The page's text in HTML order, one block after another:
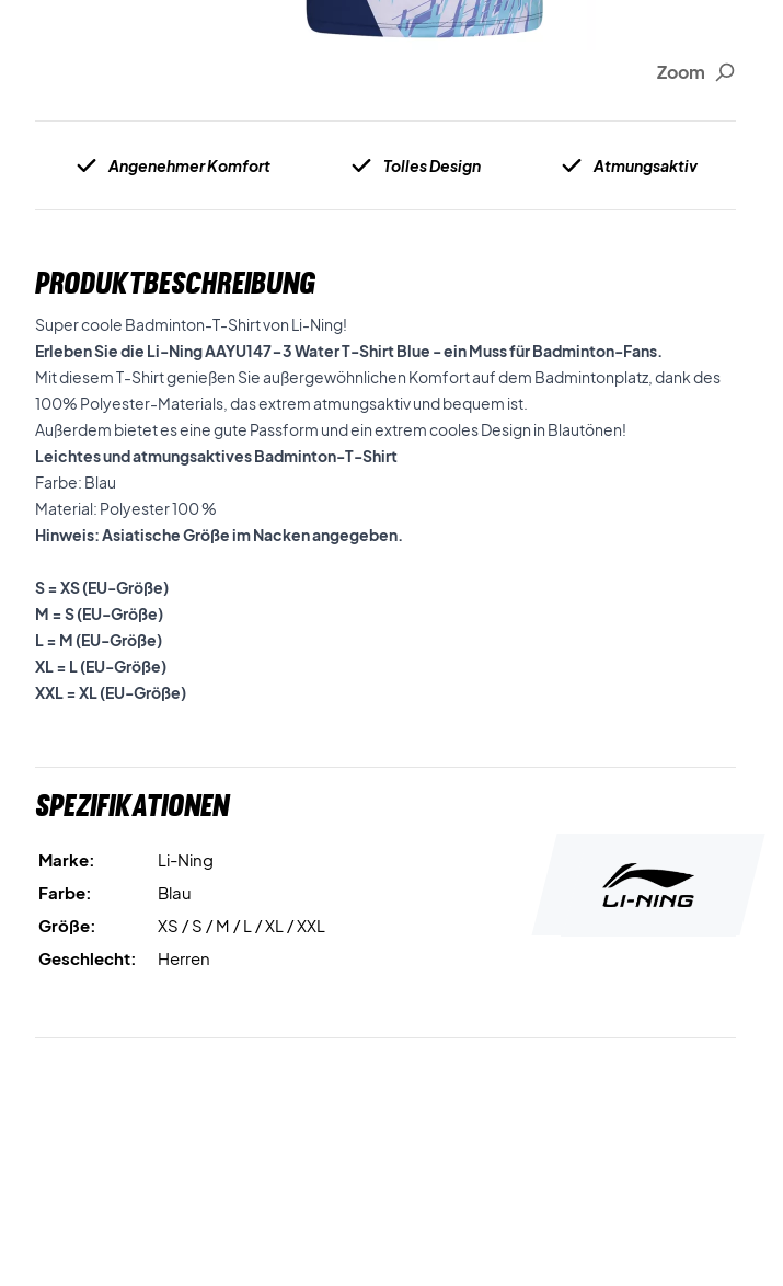
Zoom
Angenehmer Komfort Tolles Design Atmungsaktiv
PRODUKTBESCHREIBUNG
Super coole Badminton-T-Shirt von Li-Ning!
Erleben Sie die Li-Ning AAYU147-3 Water T-Shirt Blue - ein Muss für Badminton-Fans.
Mit diesem T-Shirt genießen Sie außergewöhnlichen Komfort auf dem Badmintonplatz, dank des
100% Polyester-Materials, das extrem atmungsaktiv und bequem ist.
Außerdem bietet es eine gute Passform und ein extrem cooles Design in Blautönen!
Leichtes und atmungsaktives Badminton-T-Shirt
Farbe: Blau
Material: Polyester 100 %
Hinweis: Asiatische Größe im Nacken angegeben.
S = XS (EU-Größe)
M = S (EU-Größe)
L = M (EU-Größe)
XL = L (EU-Größe)
XXL = XL (EU-Größe)
Spezifikationen
Marke:
Li-Ning
Farbe:
Blau
Größe:
XS / S / M / L / XL / XXL
Geschlecht:
Herren